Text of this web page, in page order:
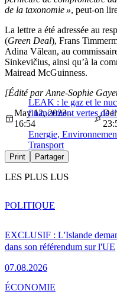
de la taxonomie », peut-on
La lettre a été adressée au
(Green Deal), Frans
Adina Vălean, au
Sinkevičius, ainsi qu’à la
Mairead McGuinness.
LEAK : le gaz et le
financement vertes de
[Édité par Anne-Sophie
May 12, 2023 -
16:54
Energie,
Transport
Print Partager
LES PLUS LUS
EXCLUSIF : L'Islande
dans son référendum sur l'UE
07.08.2026
POLITIQUE
ÉCONOMIE